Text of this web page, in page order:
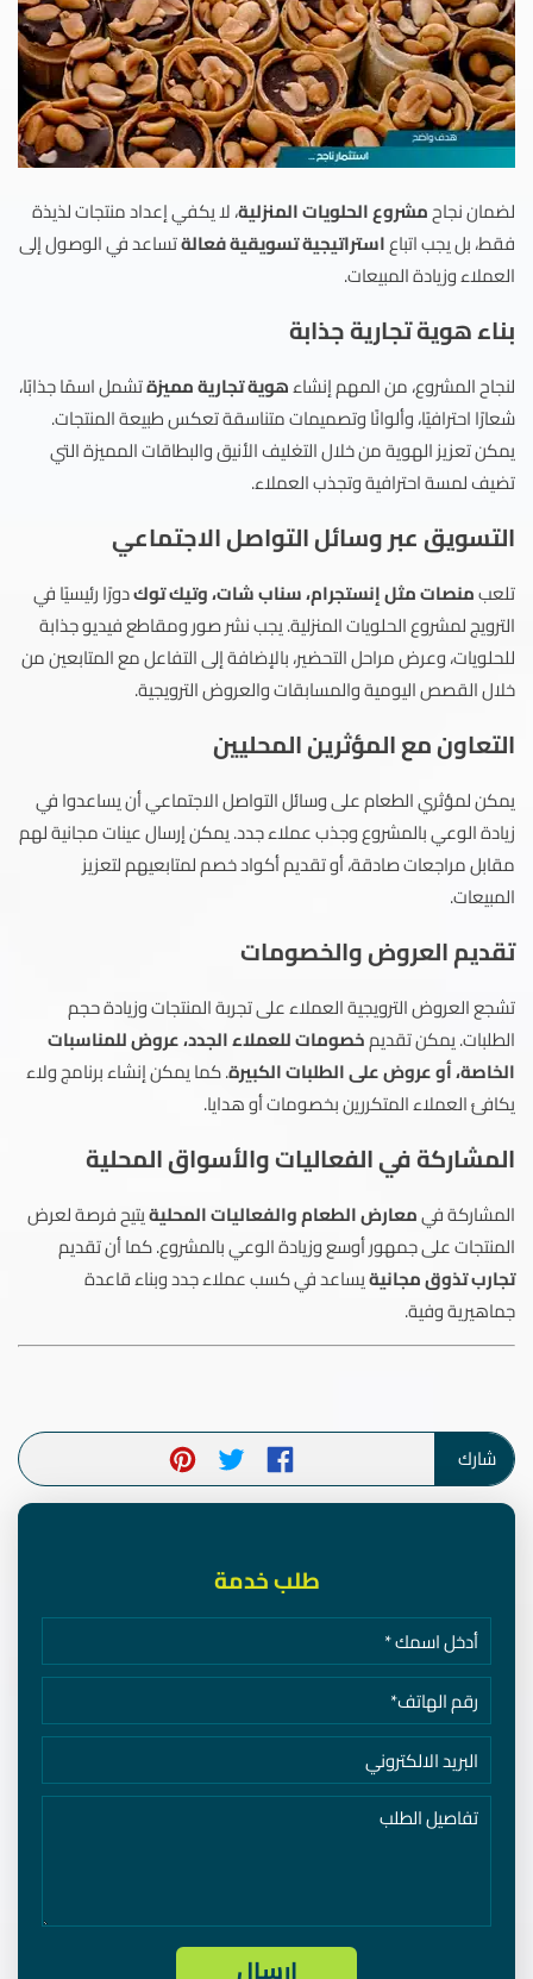
لضمان نجاحمشروع الحلويات المنزلية، لا يكفي إعداد منتجات لذيذة
فقط، بل يجب اتباعاستراتيجية تسويقية فعالةتساعد في الوصول إلى
العملاء وزيادة المبيعات.
بناء هوية تجارية جذابة
لنجاح المشروع، من المهم إنشاءهوية تجارية مميزةتشمل اسمًا جذابًا،
شعارًا احترافيًا، وألوانًا وتصميمات متناسقة تعكس طبيعة المنتجات.
يمكن تعزيز الهوية من خلال التغليف الأنيق والبطاقات المميزة التي
تضيف لمسة احترافية وتجذب العملاء.
التسويق عبر وسائل التواصل الاجتماعي
تلعبمنصات مثل إنستجرام، سناب شات، وتيك توكدورًا رئيسيًا في
الترويج لمشروع الحلويات المنزلية. يجب نشر صور ومقاطع فيديو جذابة
للحلويات، وعرض مراحل التحضير، بالإضافة إلى التفاعل مع المتابعين من
خلال القصص اليومية والمسابقات والعروض الترويجية.
التعاون مع المؤثرين المحليين
يمكن لمؤثري الطعام على وسائل التواصل الاجتماعي أن يساعدوا في
زيادة الوعي بالمشروع وجذب عملاء جدد. يمكن إرسال عينات مجانية لهم
مقابل مراجعات صادقة، أو تقديم أكواد خصم لمتابعيهم لتعزيز
المبيعات.
تقديم العروض والخصومات
تشجع العروض الترويجية العملاء على تجربة المنتجات وزيادة حجم
الطلبات. يمكن تقديمخصومات للعملاء الجدد، عروض للمناسبات
الخاصة، أو عروض على الطلبات الكبيرة. كما يمكن إنشاء برنامج ولاء
يكافئ العملاء المتكررين بخصومات أو هدايا.
المشاركة في الفعاليات والأسواق المحلية
المشاركة فيمعارض الطعام والفعاليات المحليةيتيح فرصة لعرض
المنتجات على جمهور أوسع وزيادة الوعي بالمشروع. كما أن تقديم
تجارب تذوق مجانيةيساعد في كسب عملاء جدد وبناء قاعدة
جماهيرية وفية.
شارك
طلب خدمة